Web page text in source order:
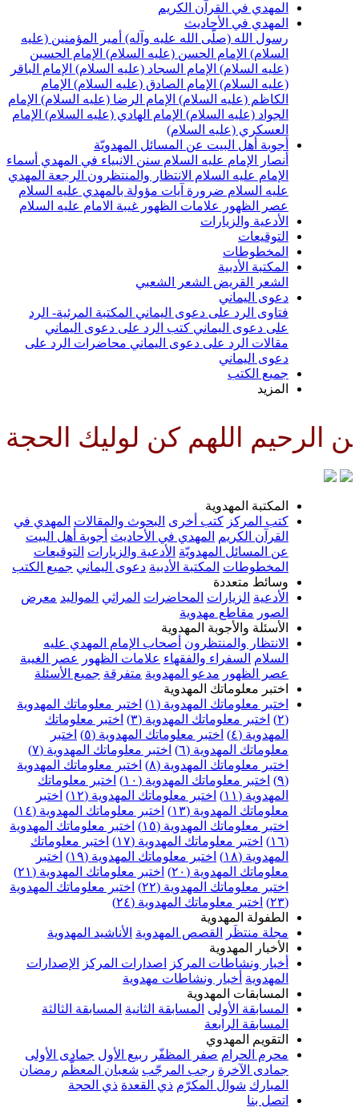
في القرآن الكريم
في الأحاديث
الله (صلّى الله عليه وآله) أمير المؤمنين (عليه
الإمام الحسن (عليه السلام) الإمام الحسين
الإمام السجاد (عليه السلام) الإمام الباقر
الإمام الصادق (عليه السلام) الإمام
(عليه السلام) الإمام الرضا (عليه السلام) الإمام
(عليه السلام) الإمام الهادي (عليه السلام) الإمام
(عليه السلام)
أهل البيت عن المسائل المهدويّة
الإمام عليه السلامسنن الانبياء في المهديأسماء
عليه السلامالانتظار والمنتظرونالرجعةالمهدي
السلام ضرورة آيات مؤولة بالمهدي عليه السلام
علامات الظهورغيبة الامام عليه السلام
والزيارات
الأدبية
الشعر الشعبي
اليماني
الرد على دعوى اليماني المكتبة المرئية- الرد
دعوى اليماني كتب الرد على دعوى اليماني
الرد على دعوى اليماني محاضرات الرد على
كن لوليك الحجة بن
المهدوية
كتب أخرى البحوث والمقالات المهدي في
المهدي في الأحاديث أجوبة أهل البيت
المسائل المهدويّة الأدعية والزيارات التوقيعات
المكتبة الأدبية دعوى اليماني جميع الكتب
متعددة
الزيارات المحاضرات المراثي المواليد معرض
مقاطع مهدوية
والأجوبة المهدوية
والمنتظرون أصحاب الإمام المهدي عليه
السفراء والفقهاء علامات الظهور عصر الغيبة
مدعو المهدوية متفرقة جميع الأسئلة
معلوماتك المهدوية
معلوماتك المهدوية (١)
اختبر معلوماتك المهدوية
اختبر معلوماتك المهدوية (٣)
اختبر معلوماتك
اختبر معلوماتك المهدوية (٥)
اختبر
المهدوية (٦)
اختبر معلوماتك المهدوية (٧)
معلوماتك المهدوية (٨)
اختبر معلوماتك المهدوية
اختبر معلوماتك المهدوية (١٠)
اختبر معلوماتك
اختبر معلوماتك المهدوية (١٢)
اختبر
المهدوية (١٣)
اختبر معلوماتك المهدوية (١٤)
معلوماتك المهدوية (١٥)
اختبر معلوماتك المهدوية
اختبر معلوماتك المهدوية (١٧)
اختبر معلوماتك
اختبر معلوماتك المهدوية (١٩)
اختبر
المهدوية (٢٠)
اختبر معلوماتك المهدوية (٢١)
معلوماتك المهدوية (٢٢)
اختبر معلوماتك المهدوية
اختبر معلوماتك المهدوية (٢٤)
المهدوية
منتظَر
القصص المهدوية الأناشيد المهدوية
المهدوية
ونشاطات المركز اصدارات المركز الإصدارات
أخبار ونشاطات مهدوية
المهدوية
الأولى المسابقة الثانية المسابقة الثالثة
الرابعة
المهدوي
الحرام
صفر المظفّر ربيع الأول جمادى الأولى
رجب المرجّب شعبان المعظّم رمضان
شوال المكرّم ذي القعدة ذي الحجة